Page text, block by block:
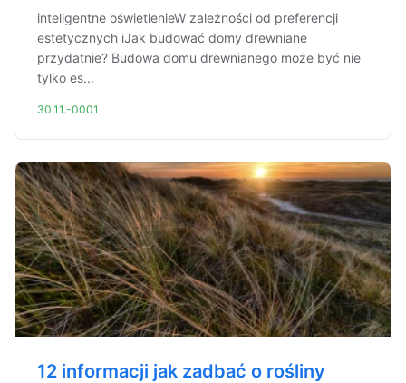
inteligentne oświetlenieW zależności od preferencji
estetycznych iJak budować domy drewniane
przydatnie? Budowa domu drewnianego może być nie
tylko es...
30.11.-0001
12 informacji jak zadbać o rośliny